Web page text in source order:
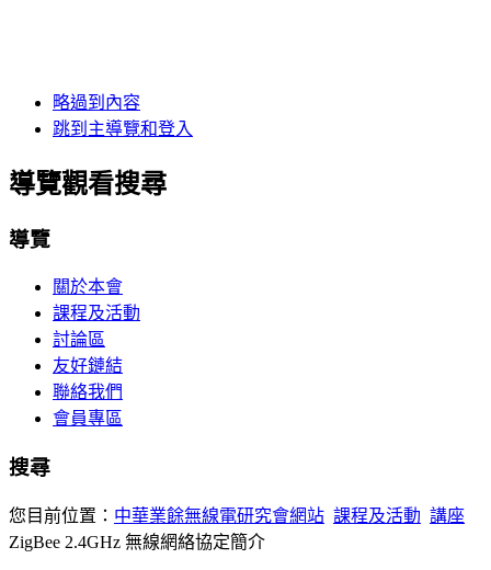
略過到內容
跳到主導覽和登入
導覽觀看搜尋
導覽
關於本會
課程及活動
討論區
友好鏈結
聯絡我們
會員專區
搜尋
您目前位置： 中華業餘無線電研究會網站 課程及活動 講座
ZigBee 2.4GHz 無線網絡協定簡介